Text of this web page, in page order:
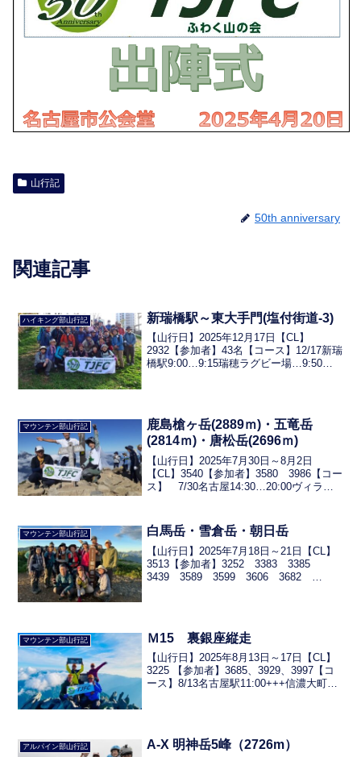
山行記
50th anniversary
関連記事
ハイキング部山行記 新瑞橋駅～東大手門(塩付街道-3)
【山行日】2025年12月17日【CL】
2932【参加者】43名【コース】12/17新瑞
橋駅9:00…9:15瑞穂ラグビー場…9:50あ
マウンテン部山行記
鹿島槍ヶ岳(2889ｍ)・五竜岳
(2814ｍ)・唐松岳(2696ｍ)
【山行日】2025年7月30日～8月2日
【CL】3540【参加者】3580 3986【コー
ス】 7/30名古屋14:30…20:00ヴィラれ
9:...
マウンテン部山行記 白馬岳・雪倉岳・朝日岳
【山行日】2025年7月18日～21日【CL】
3513【参加者】3252 3383 3385
3439 3589 3599 3606 3682
マウンテン部山行記 Ｍ15 裏銀座縦走
【山行日】2025年8月13日～17日【CL】
3225 【参加者】3685、3929、3997【コ
ース】8/13名古屋駅11:00+++信濃大町駅
アルパイン部山行記 A-X 明神岳5峰（2726m）